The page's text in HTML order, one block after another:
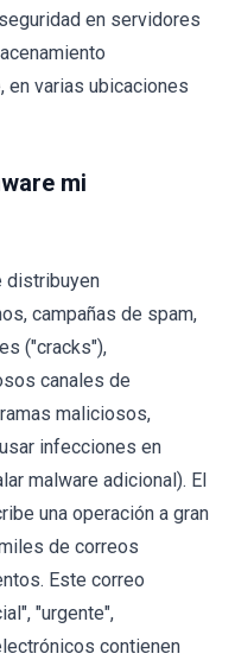
en servidores
varias ubicaciones
mi
distribuyen
campañas de spam,
("cracks"),
canales de
maliciosos,
infecciones en
malware adicional). El
una operación a gran
de correos
Este correo
"urgente",
contienen